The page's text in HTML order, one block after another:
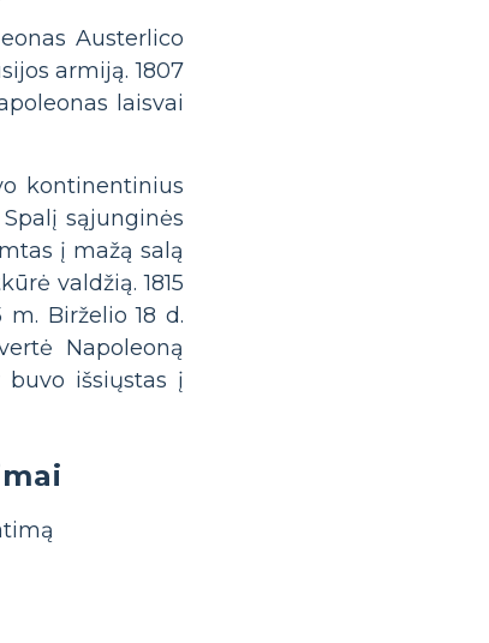
Austerlico
armiją. 1807
laisvai
kontinentinius
sąjunginės
į mažą salą
valdžią. 1815
Birželio 18 d.
Napoleoną
išsiųstas į